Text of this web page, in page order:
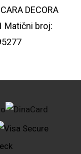
DECORA
Matični broj: